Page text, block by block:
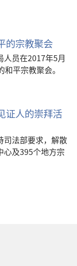
的宗教聚会
人员在2017年5月
平宗教聚会。
证人的崇拜活
司法部要求，解散
心及395个地方宗